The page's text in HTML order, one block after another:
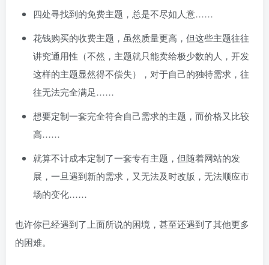
四处寻找到的免费主题，总是不尽如人意……
花钱购买的收费主题，虽然质量更高，但这些主题往往
讲究通用性（不然，主题就只能卖给极少数的人，开发
这样的主题显然得不偿失），对于自己的独特需求，往
往无法完全满足……
想要定制一套完全符合自己需求的主题，而价格又比较
高……
就算不计成本定制了一套专有主题，但随着网站的发
展，一旦遇到新的需求，又无法及时改版，无法顺应市
场的变化……
也许你已经遇到了上面所说的困境，甚至还遇到了其他更多
的困难。